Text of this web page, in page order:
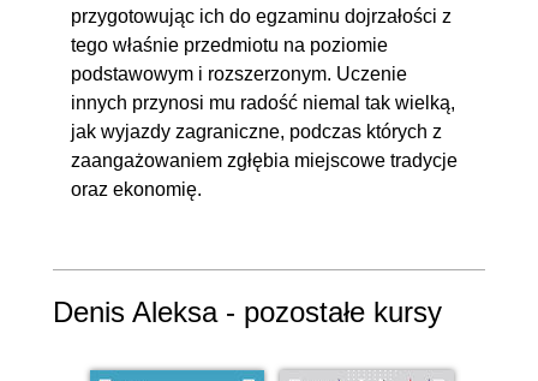
przygotowując ich do egzaminu dojrzałości z
tego właśnie przedmiotu na poziomie
podstawowym i rozszerzonym. Uczenie
innych przynosi mu radość niemal tak wielką,
jak wyjazdy zagraniczne, podczas których z
zaangażowaniem zgłębia miejscowe tradycje
oraz ekonomię.
Denis Aleksa - pozostałe kursy